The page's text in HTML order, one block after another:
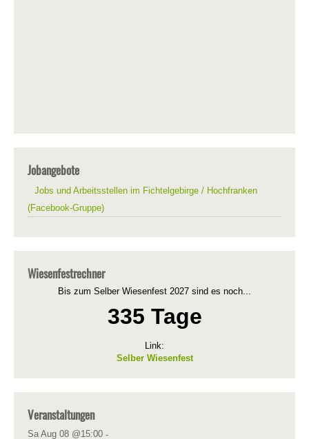
Jobangebote
Jobs und Arbeitsstellen im Fichtelgebirge / Hochfranken
(Facebook-Gruppe)
Wiesenfestrechner
Bis zum Selber Wiesenfest 2027 sind es noch...
335 Tage
Link:
Selber Wiesenfest
Veranstaltungen
Sa Aug 08 @15:00 -